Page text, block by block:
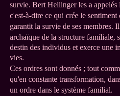
survie. Bert Hellinger les a appelés
c'est-à-dire ce qui crée le sentiment
garantit la survie de ses membres.
archaïque de la structure familiale,
destin des individus et exerce une
vies.
Ces ordres sont donnés ; tout
qu'en constante transformation,
un ordre dans le système familial.